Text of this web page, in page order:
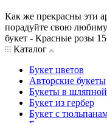
Как же прекрасны эти
порадуйте свою
букет - Красные розы
Каталог
Букет цветов
Авторские букеты
Букеты в шляпной
Букет из гербер
Букет с